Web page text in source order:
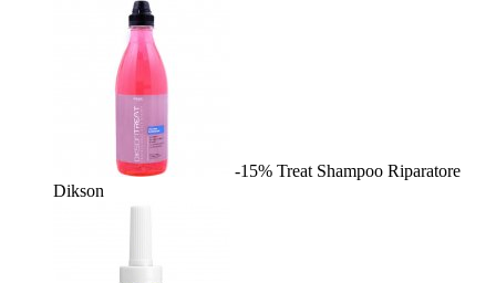
-15% Treat Shampoo Riparatore
Dikson